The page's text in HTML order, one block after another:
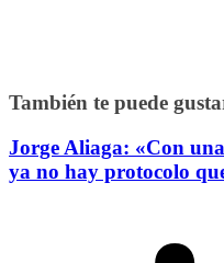
También te puede
Jorge Aliaga: «Con
ya no hay protocolo